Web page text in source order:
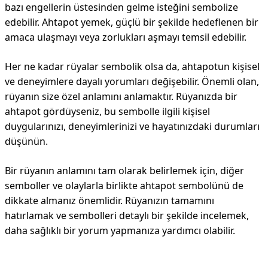
bazı engellerin üstesinden gelme isteğini sembolize
edebilir. Ahtapot yemek, güçlü bir şekilde hedeflenen bir
amaca ulaşmayı veya zorlukları aşmayı temsil edebilir.
Her ne kadar rüyalar sembolik olsa da, ahtapotun kişisel
ve deneyimlere dayalı yorumları değişebilir. Önemli olan,
rüyanın size özel anlamını anlamaktır. Rüyanızda bir
ahtapot gördüyseniz, bu sembolle ilgili kişisel
duygularınızı, deneyimlerinizi ve hayatınızdaki durumları
düşünün.
Bir rüyanın anlamını tam olarak belirlemek için, diğer
semboller ve olaylarla birlikte ahtapot sembolünü de
dikkate almanız önemlidir. Rüyanızın tamamını
hatırlamak ve sembolleri detaylı bir şekilde incelemek,
daha sağlıklı bir yorum yapmanıza yardımcı olabilir.